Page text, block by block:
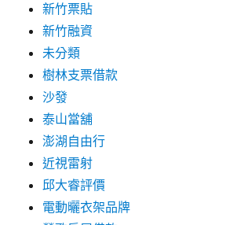
新竹票貼
新竹融資
未分類
樹林支票借款
沙發
泰山當舖
澎湖自由行
近視雷射
邱大睿評價
電動曬衣架品牌